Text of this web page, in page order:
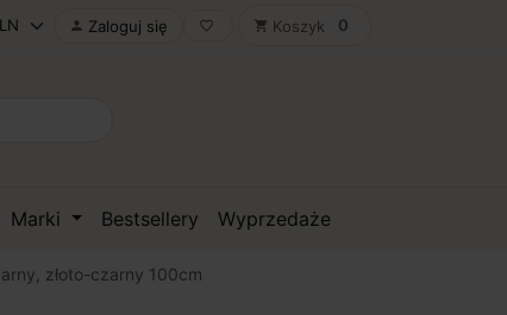
 Zaloguj się favorite_border shopping_cart Koszyk 0
Marki Bestsellery Wyprzedaże
złoto-czarny 100cm